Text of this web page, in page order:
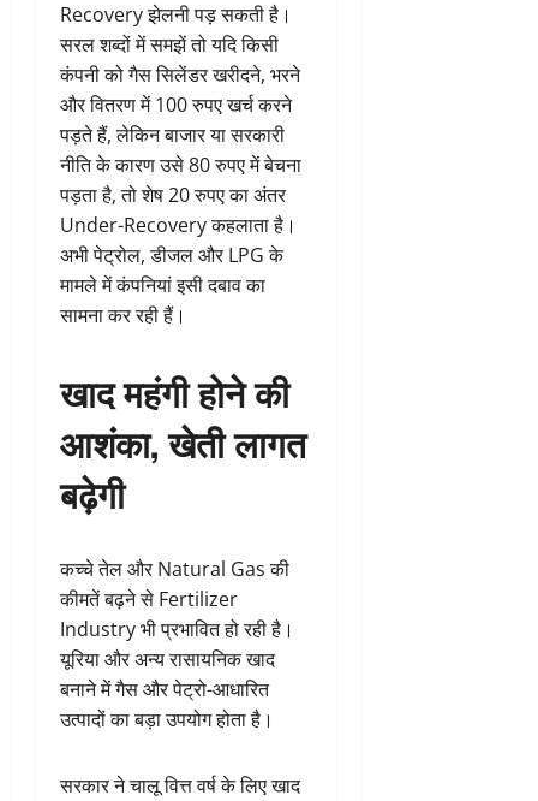
Recovery झेलनी पड़ सकती है।
सरल शब्दों में समझें तो यदि किसी
कंपनी को गैस सिलेंडर खरीदने, भरने
और वितरण में 100 रुपए खर्च करने
पड़ते हैं, लेकिन बाजार या सरकारी
नीति के कारण उसे 80 रुपए में बेचना
पड़ता है, तो शेष 20 रुपए का अंतर
Under-Recovery कहलाता है।
अभी पेट्रोल, डीजल और LPG के
मामले में कंपनियां इसी दबाव का
सामना कर रही हैं।
खाद महंगी होने की
आशंका, खेती लागत
बढ़ेगी
कच्चे तेल और Natural Gas की
कीमतें बढ़ने से Fertilizer
Industry भी प्रभावित हो रही है।
यूरिया और अन्य रासायनिक खाद
बनाने में गैस और पेट्रो-आधारित
उत्पादों का बड़ा उपयोग होता है।
सरकार ने चालू वित्त वर्ष के लिए खाद